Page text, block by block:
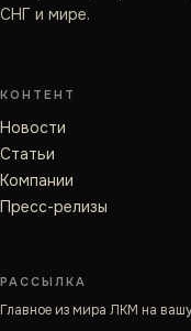
СНГ и мире.
КОНТЕНТ
Новости
Статьи
Компании
Пресс-релизы
РАССЫЛКА
Главное из мира ЛКМ на